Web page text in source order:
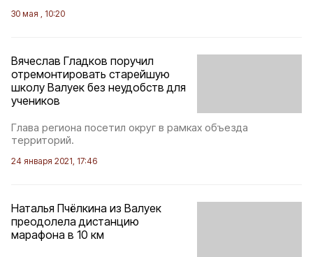
30 мая , 10:20
Вячеслав Гладков поручил
отремонтировать старейшую
школу Валуек без неудобств для
учеников
Глава региона посетил округ в рамках объезда
территорий.
24 января 2021, 17:46
Наталья Пчёлкина из Валуек
преодолела дистанцию
марафона в 10 км